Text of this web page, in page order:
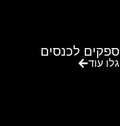
ספקים לכנסים
גלו עוד